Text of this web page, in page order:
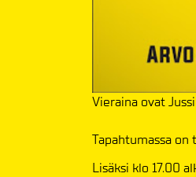
Vieraina ovat
Tapahtumassa
Lisäksi klo 17.00